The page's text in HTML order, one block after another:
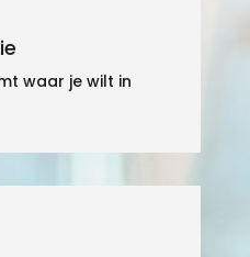
waar je wilt in